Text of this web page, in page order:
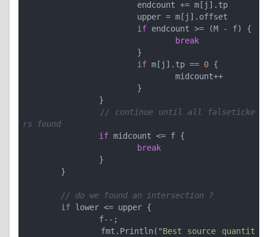
if endcount >= (M - f) {
break
if m[j].tp == 0 {
				midcount++
// continue until all falseticke
rs found
if midcount <= f {
break
// do we found an intersection ?
if lower <= upper {
		fmt.Println(
"Best source quantit